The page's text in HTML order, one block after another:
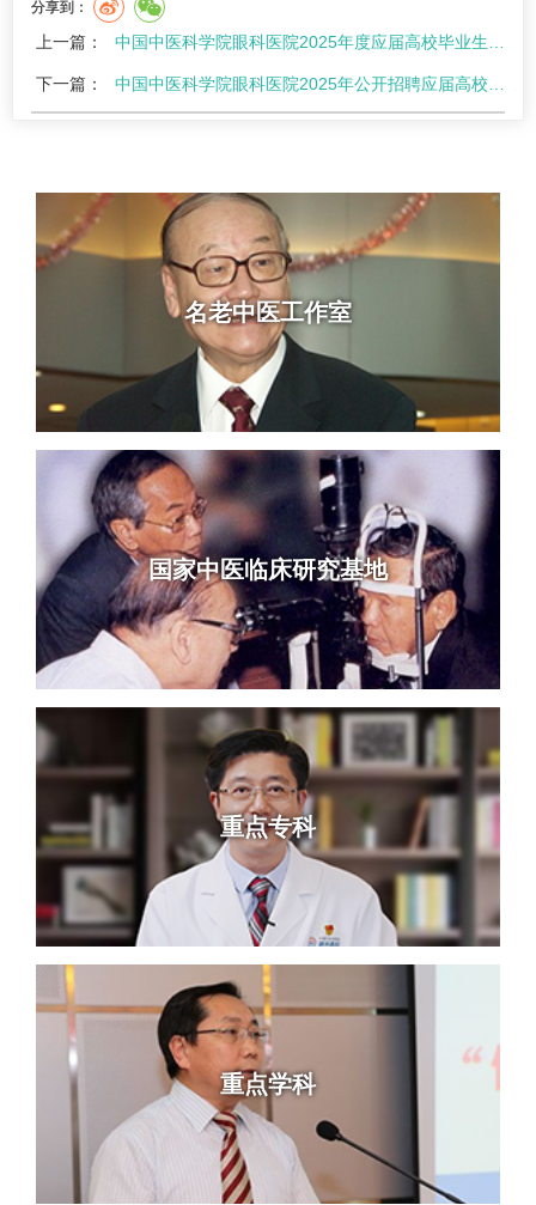
分享到：
上一篇： 中国中医科学院眼科医院2025年度应届高校毕业生招聘通知
下一篇： 中国中医科学院眼科医院2025年公开招聘应届高校毕业生补充公告
名老中医工作室
国家中医临床研究基地
重点专科
重点学科